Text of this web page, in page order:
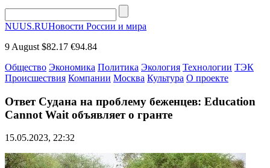
NUUS.RUНовости России и мира
9 August $82.17 €94.84
Общество Экономика Политика Экология Технологии ТЭК
Происшествия Компании Москва Культура О проекте
Ответ Судана на проблему беженцев: Education
Cannot Wait объявляет о гранте
15.05.2023, 22:32